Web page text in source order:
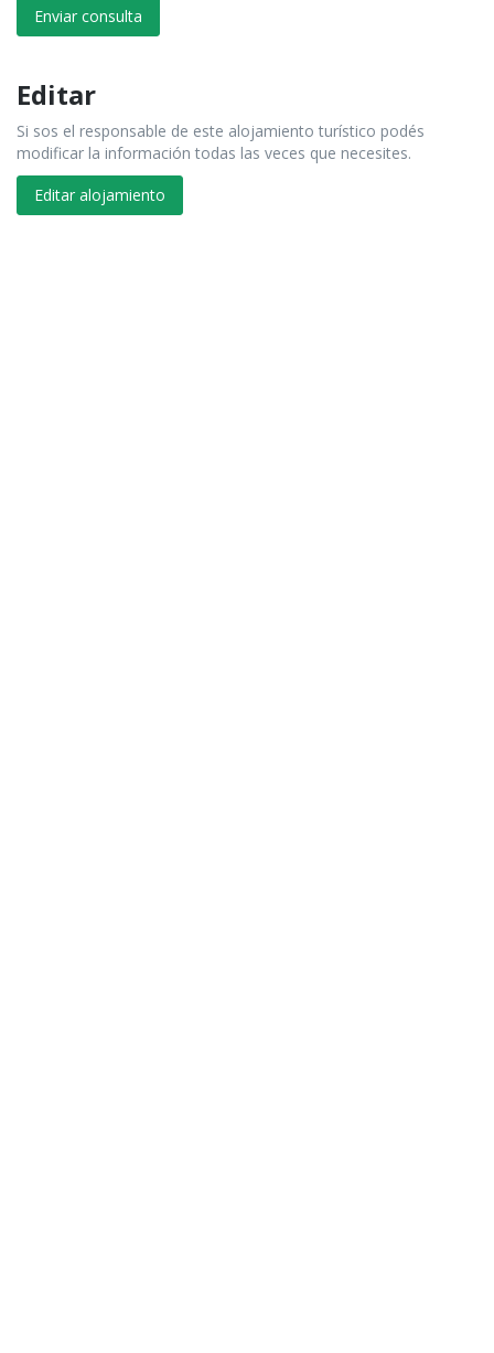
Enviar consulta
Editar
Si sos el responsable de este alojamiento turístico podés
modificar la información todas las veces que necesites.
Editar alojamiento